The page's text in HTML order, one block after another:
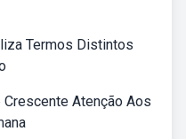
Termos Distintos
Atenção Aos